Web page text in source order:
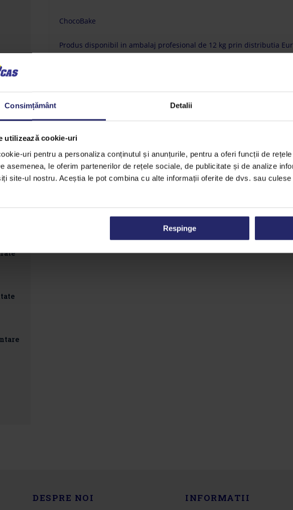
Consimțământ Detalii
utilizează cookie-uri
uri pentru a personaliza conținutul și anunțurile, pentru a oferi funcții de
asemenea, le oferim partenerilor de rețele sociale, de publicitate și de analize
site-ul nostru. Aceștia le pot combina cu alte informații oferite de dvs. sau
Respinge
ChocoBake
Produs disponibil in ambalaj profesional de 12 kg prin distributia
DESPRE NOI INFORMATII